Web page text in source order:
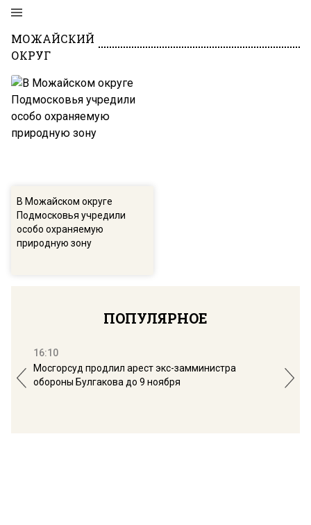
МОЖАЙСКИЙ
ОКРУГ
В Можайском округе
Подмосковья учредили
особо охраняемую
природную зону
ПОПУЛЯРНОЕ
16:10
Мосгорсуд продлил арест экс-замминистра
обороны Булгакова до 9 ноября